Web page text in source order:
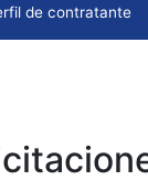
de contratante